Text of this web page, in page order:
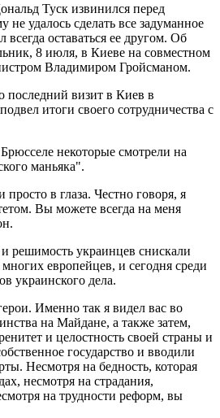
Туск извинился перед
не удалось сделать все задуманное
оставаться ее другом. Об
8 июля, в Киеве на совместном
Владимиром Гройсманом.
последний визит в Киев в
итоги своего сотрудничества с
некоторые смотрели на
маньяка".
в глаза. Честно говоря, я
Вы можете всегда на меня
решимость украинцев снискали
европейцев, и сегодня среди
украинского дела.
Именно так я видел вас во
на Майдане, а также затем,
и целостность своей страны и
государство и вводили
Несмотря на бедность, которая
несмотря на страдания,
на трудности реформ, вы